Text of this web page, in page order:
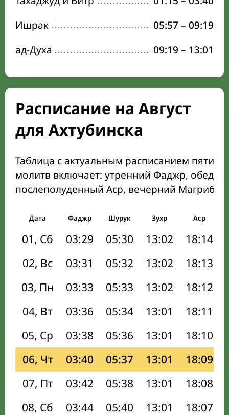
Ишрак
05:57 – 09:19
ад-Духа
09:19 – 13:01
Расписание на Август
для Ахтубинска
Таблица с актуальным расписанием пяти
молитв включает: утренний Фаджр,
послеполуденный Аср, вечерний Магриб
Дата Фаджр Шурук Зухр Аср
01, Сб 03:29 05:30 13:02 18:14
02, Вс
03:31 05:32 13:02 18:13
03, Пн
03:33 05:33 13:02 18:12
04, Вт
03:36 05:34 13:01 18:11
05, Ср
03:38 05:36 13:01 18:10
06, Чт
03:40 05:37 13:01 18:09
07, Пт
03:42 05:38 13:01 18:08
08, Сб
03:44 05:40 13:01 18:07